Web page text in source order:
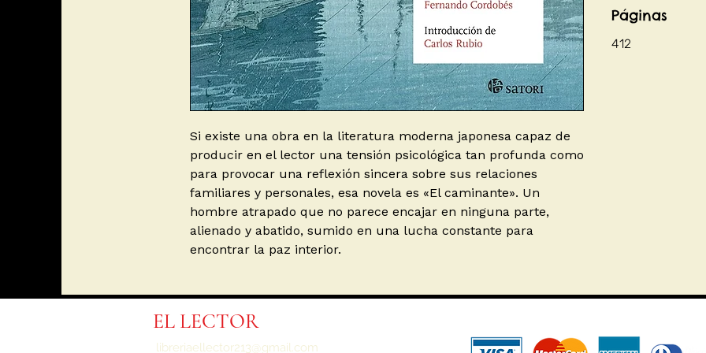
Si existe una obra en la literatura moderna japonesa capaz de
producir en el lector una tensión psicológica tan profunda como
para provocar una reflexión sincera sobre sus relaciones
familiares y personales, esa novela es «El caminante». Un
hombre atrapado que no parece encajar en ninguna parte,
alienado y abatido, sumido en una lucha constante para
encontrar la paz interior.
Páginas
412
EL LECTOR
libreriaellector213@gmail.com